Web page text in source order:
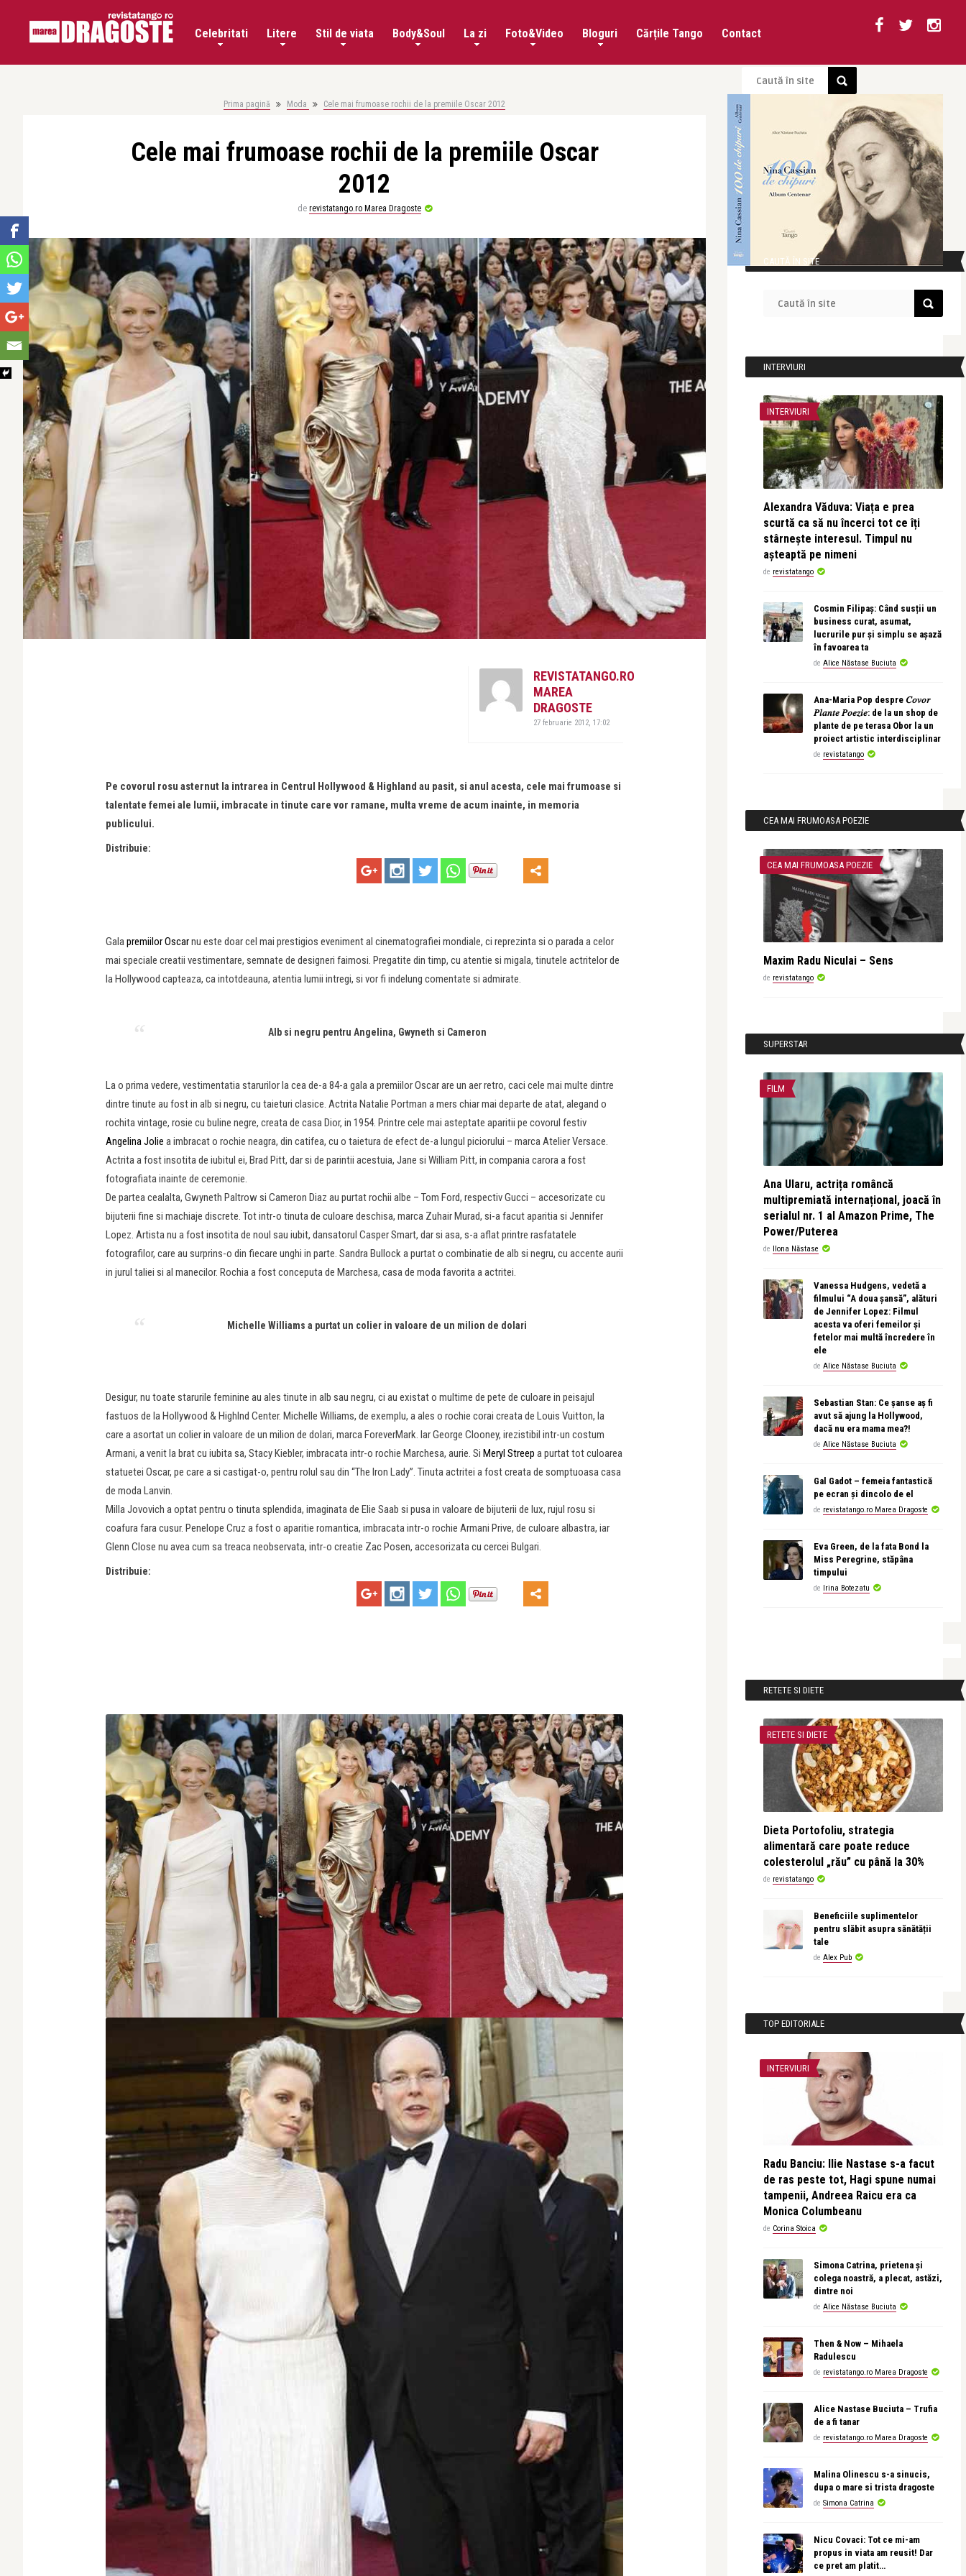
Celebritati Litere Stil de viata Body&Soul La zi Foto&Video Bloguri Cărțile Tango Contact
Prima pagină Moda Cele mai frumoase rochii de la premiile Oscar 2012
Cele mai frumoase rochii de la premiile Oscar
2012
de revistatango.ro Marea Dragoste
REVISTATANGO.RO
MAREA
DRAGOSTE
27 februarie 2012, 17:02
Pe covorul rosu asternut la intrarea in Centrul Hollywood & Highland au pasit, si anul acesta, cele mai frumoase si
talentate femei ale lumii, imbracate in tinute care vor ramane, multa vreme de acum inainte, in memoria
publicului.
Distribuie:
Galapremiilor Oscarnu este doar cel mai prestigios eveniment al cinematografiei mondiale, ci reprezinta si o parada a celor
mai speciale creatii vestimentare, semnate de designeri faimosi. Pregatite din timp, cu atentie si migala, tinutele actritelor de
la Hollywood capteaza, ca intotdeauna, atentia lumii intregi, si vor fi indelung comentate si admirate.
Alb si negru pentru Angelina, Gwyneth si Cameron
La o prima vedere, vestimentatia starurilor la cea de-a 84-a gala a premiilor Oscar are un aer retro, caci cele mai multe dintre
dintre tinute au fost in alb si negru, cu taieturi clasice. Actrita Natalie Portman a mers chiar mai departe de atat, alegand o
rochita vintage, rosie cu buline negre, creata de casa Dior, in 1954. Printre cele mai asteptate aparitii pe covorul festiv
Angelina Jolie a imbracat o rochie neagra, din catifea, cu o taietura de efect de-a lungul piciorului – marca Atelier Versace.
Actrita a fost insotita de iubitul ei, Brad Pitt, dar si de parintii acestuia, Jane si William Pitt, in compania carora a fost
fotografiata inainte de ceremonie.
De partea cealalta, Gwyneth Paltrow si Cameron Diaz au purtat rochii albe – Tom Ford, respectiv Gucci – accesorizate cu
bijuterii fine si machiaje discrete. Tot intr-o tinuta de culoare deschisa, marca Zuhair Murad, si-a facut aparitia si Jennifer
Lopez. Artista nu a fost insotita de noul sau iubit, dansatorul Casper Smart, dar si asa, s-a aflat printre rasfatatele
fotografilor, care au surprins-o din fiecare unghi in parte. Sandra Bullock a purtat o combinatie de alb si negru, cu accente aurii
in jurul taliei si al manecilor. Rochia a fost conceputa de Marchesa, casa de moda favorita a actritei.
Michelle Williams a purtat un colier in valoare de un milion de dolari
Desigur, nu toate starurile feminine au ales tinute in alb sau negru, ci au existat o multime de pete de culoare in peisajul
fastuos de la Hollywood & Highlnd Center. Michelle Williams, de exemplu, a ales o rochie corai creata de Louis Vuitton, la
care a asortat un colier in valoare de un milion de dolari, marca ForeverMark. Iar George Clooney, irezistibil intr-un costum
Armani, a venit la brat cu iubita sa, Stacy Kiebler, imbracata intr-o rochie Marchesa, aurie. Si Meryl Streep a purtat tot culoarea
statuetei Oscar, pe care a si castigat-o, pentru rolul sau din “The Iron Lady”. Tinuta actritei a fost creata de somptuoasa casa
de moda Lanvin.
Milla Jovovich a optat pentru o tinuta splendida, imaginata de Elie Saab si pusa in valoare de bijuterii de lux, rujul rosu si
coafura fara cusur. Penelope Cruz a fost o aparitie romantica, imbracata intr-o rochie Armani Prive, de culoare albastra, iar
Glenn Close nu avea cum sa treaca neobservata, intr-o creatie Zac Posen, accesorizata cu cercei Bulgari.
Distribuie:
CAUTĂ ÎN SITE
INTERVIURI
INTERVIURI
Alexandra Văduva: Viața e prea
scurtă ca să nu încerci tot ce îți
stârnește interesul. Timpul nu
așteaptă pe nimeni
de revistatango
Cosmin Filipaș: Când susții un
business curat, asumat,
lucrurile pur și simplu se așază
în favoarea ta
de Alice Năstase Buciuta
Ana-Maria Pop despre 𝐶𝑜𝑣𝑜𝑟
𝑃𝑙𝑎𝑛𝑡𝑒 𝑃𝑜𝑒𝑧𝑖𝑒: de la un shop de
plante de pe terasa Obor la un
proiect artistic interdisciplinar
de revistatango
CEA MAI FRUMOASA POEZIE
CEA MAI FRUMOASA POEZIE
Maxim Radu Niculai – Sens
de revistatango
SUPERSTAR
FILM
Ana Ularu, actrița româncă
multipremiată internațional, joacă în
serialul nr. 1 al Amazon Prime, The
Power/Puterea
de Ilona Năstase
Vanessa Hudgens, vedetă a
filmului “A doua șansă”, alături
de Jennifer Lopez: Filmul
acesta va oferi femeilor și
fetelor mai multă încredere în
ele
de Alice Năstase Buciuta
Sebastian Stan: Ce șanse aș fi
avut să ajung la Hollywood,
dacă nu era mama mea?!
de Alice Năstase Buciuta
Gal Gadot – femeia fantastică
pe ecran și dincolo de el
de revistatango.ro Marea Dragoste
Eva Green, de la fata Bond la
Miss Peregrine, stăpâna
timpului
de Irina Botezatu
RETETE SI DIETE
RETETE SI DIETE
Dieta Portofoliu, strategia
alimentară care poate reduce
colesterolul „rău” cu până la 30%
de revistatango
Beneficiile suplimentelor
pentru slăbit asupra sănătății
tale
de Alex Pub
TOP EDITORIALE
INTERVIURI
Radu Banciu: Ilie Nastase s-a facut
de ras peste tot, Hagi spune numai
tampenii, Andreea Raicu era ca
Monica Columbeanu
de Corina Stoica
Simona Catrina, prietena și
colega noastră, a plecat, astăzi,
dintre noi
de Alice Năstase Buciuta
Then & Now – Mihaela
Radulescu
de revistatango.ro Marea Dragoste
Alice Nastase Buciuta – Trufia
de a fi tanar
de revistatango.ro Marea Dragoste
Malina Olinescu s-a sinucis,
dupa o mare si trista dragoste
de Simona Catrina
Nicu Covaci: Tot ce mi-am
propus in viata am reusit! Dar
ce pret am platit…